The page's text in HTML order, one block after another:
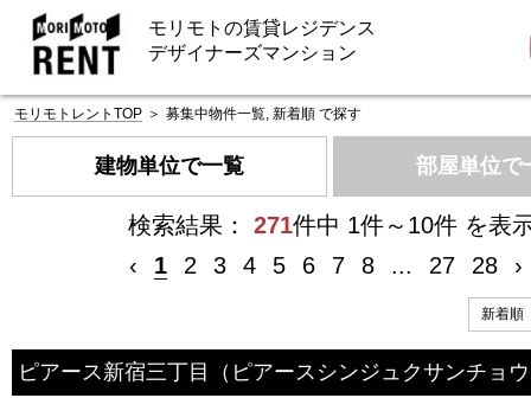
モリモトの賃貸レジデンス
デザイナーズマンション
モリモトレントTOP ＞ 募集中物件一覧, 新着順 で探す
建物単位で一覧 部屋単位で
検索結果： 271件中 1件～10件 を表
‹
1 2 3 4 5 6 7 8 ... 27 28 ›
ピアース新宿三丁目 （ピアースシンジュクサンチョ